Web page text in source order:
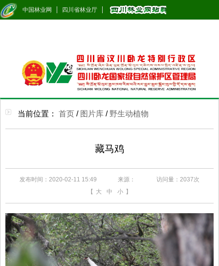
中国林业网 四川省林业厅
当前位置： 首页 / 图片库 / 野生动植物
藏马鸡
发布时间：2020-02-11 15:49 来源： 访问量： 2037次
【 大 中 小 】